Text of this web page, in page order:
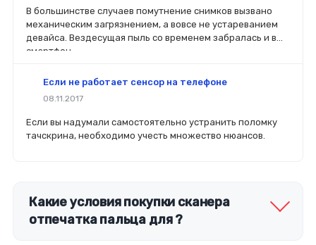
легче сориентироваться в разъемах, элементах
крепления, электрических параметрах и прочих
характеристиках.
В большинстве случаев помутнение снимков вызвано
механическим загрязнением, а вовсе не устареванием
девайса. Вездесущая пыль со временем забралась и в
смартфон.
Если не работает сенсор на телефоне
08.11.2017
Если вы надумали самостоятельно устранить поломку
тачскрина, необходимо учесть множество нюансов.
Какие условия покупки сканера
отпечатка пальца для ?